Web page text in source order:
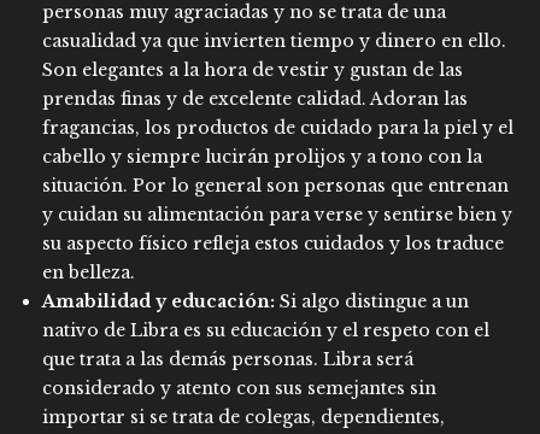
personas muy agraciadas y no se trata de una
casualidad ya que invierten tiempo y dinero en ello.
Son elegantes a la hora de vestir y gustan de las
prendas finas y de excelente calidad. Adoran las
fragancias, los productos de cuidado para la piel y el
cabello y siempre lucirán prolijos y a tono con la
situación. Por lo general son personas que entrenan
y cuidan su alimentación para verse y sentirse bien y
su aspecto físico refleja estos cuidados y los traduce
en belleza.
Amabilidad y educación: Si algo distingue a un
nativo de Libra es su educación y el respeto con el
que trata a las demás personas. Libra será
considerado y atento con sus semejantes sin
importar si se trata de colegas, dependientes,